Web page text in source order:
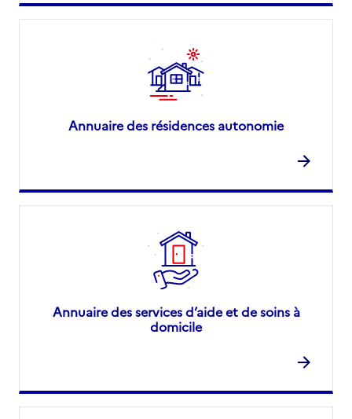
Annuaire des résidences autonomie
Annuaire des services d’aide et de soins à
domicile